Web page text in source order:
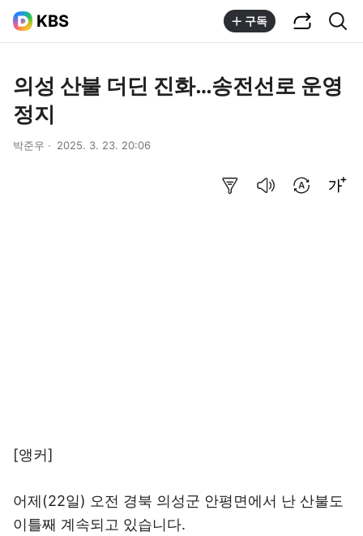
KBS 구독
의성 산불 더딘 진화…송전선로 운영
정지
박준우 2025. 3. 23. 20:06
[앵커]
어제(22일) 오전 경북 의성군 안평면에서 난 산불도
이틀째 계속되고 있습니다.